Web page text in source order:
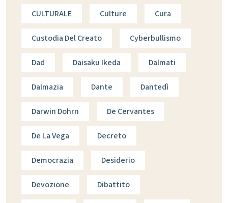
CULTURALE Culture Cura
Custodia Del Creato Cyberbullismo
Dad Daisaku Ikeda Dalmati
Dalmazia Dante Dantedì
Darwin Dohrn De Cervantes
De La Vega Decreto
Democrazia Desiderio
Devozione Dibattito